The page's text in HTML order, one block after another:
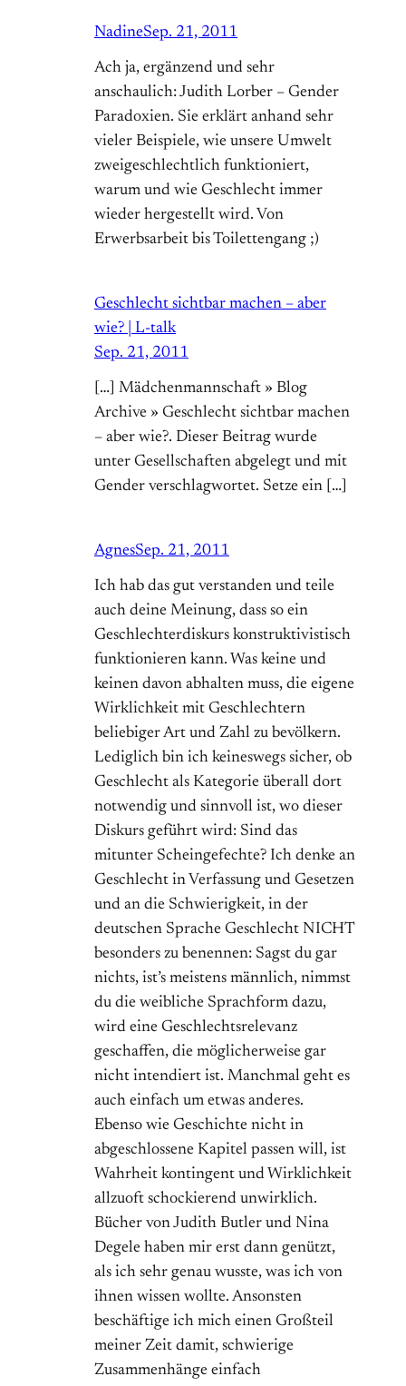
NadineSep. 21, 2011
Ach ja, ergänzend und sehr
anschaulich: Judith Lorber – Gender
Paradoxien. Sie erklärt anhand sehr
vieler Beispiele, wie unsere Umwelt
zweigeschlechtlich funktioniert,
warum und wie Geschlecht immer
wieder hergestellt wird. Von
Erwerbsarbeit bis Toilettengang ;)
Geschlecht sichtbar machen – aber
wie? | L-talk
Sep. 21, 2011
[…] Mädchenmannschaft » Blog
Archive » Geschlecht sichtbar machen
– aber wie?. Dieser Beitrag wurde
unter Gesellschaften abgelegt und mit
Gender verschlagwortet. Setze ein […]
AgnesSep. 21, 2011
Ich hab das gut verstanden und teile
auch deine Meinung, dass so ein
Geschlechterdiskurs konstruktivistisch
funktionieren kann. Was keine und
keinen davon abhalten muss, die eigene
Wirklichkeit mit Geschlechtern
beliebiger Art und Zahl zu bevölkern.
Lediglich bin ich keineswegs sicher, ob
Geschlecht als Kategorie überall dort
notwendig und sinnvoll ist, wo dieser
Diskurs geführt wird: Sind das
mitunter Scheingefechte? Ich denke an
Geschlecht in Verfassung und Gesetzen
und an die Schwierigkeit, in der
deutschen Sprache Geschlecht NICHT
besonders zu benennen: Sagst du gar
nichts, ist’s meistens männlich, nimmst
du die weibliche Sprachform dazu,
wird eine Geschlechtsrelevanz
geschaffen, die möglicherweise gar
nicht intendiert ist. Manchmal geht es
auch einfach um etwas anderes.
Ebenso wie Geschichte nicht in
abgeschlossene Kapitel passen will, ist
Wahrheit kontingent und Wirklichkeit
allzuoft schockierend unwirklich.
Bücher von Judith Butler und Nina
Degele haben mir erst dann genützt,
als ich sehr genau wusste, was ich von
ihnen wissen wollte. Ansonsten
beschäftige ich mich einen Großteil
meiner Zeit damit, schwierige
Zusammenhänge einfach